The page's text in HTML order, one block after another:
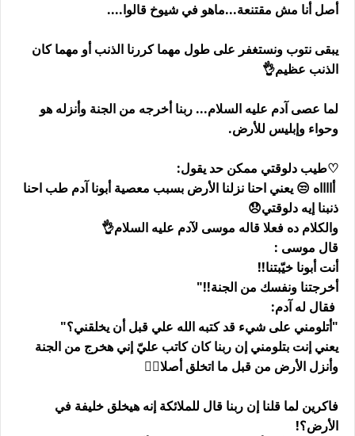
أصل أنا مش مقتنعة...ماهو في شيوخ قالوا....
يبقى نتوب ونستغفر على طول مهما كررنا الذنب أو مهما كان
الذنب عظيم👌
لما عصى آدم عليه السلام... ربنا أخرجه من الجنة وأنزله هو
وحواء وإبليس للأرض.
♡طيب دلوقتي ممكن حد يقول:
أااااه 😒 يعني احنا نزلنا الأرض بسبب معصية أبونا آدم طب احنا
ذنبنا إيه دلوقتي😞
والكلام ده فعلا قاله موسى لآدم عليه السلام👌
قال موسى :
أنت أبونا خيّبتنا!!
أخرجتنا ونفسك من الجنة!!"
فقال له آدم:
"أتلومني على شيء قد كتبه الله علي قبل أن يخلقني؟"
يعني إنت بتلومني إن ربنا كان كاتب عليّ إني هخرج من الجنة
وأنزل الأرض من قبل ما اتخلق أصلا🤷‍♂️
فاكرين لما قلنا إن ربنا قال للملائكة إنه هيخلق خليفة في
الأرض؟!